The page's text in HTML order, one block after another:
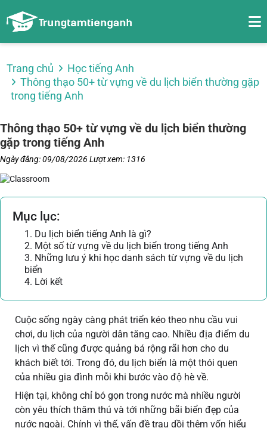
Trang chủ
Học tiếng Anh
Thông thạo 50+ từ vựng về du lịch biển thường gặp
trong tiếng Anh
Thông thạo 50+ từ vựng về du lịch biển thường
gặp trong tiếng Anh
Ngày đăng: 09/08/2026 Lượt xem: 1316
Mục lục:
1. Du lịch biển tiếng Anh là gì?
2. Một số từ vựng về du lịch biển trong tiếng Anh
3. Những lưu ý khi học danh sách từ vựng về du lịch
biển
4. Lời kết
Cuộc sống ngày càng phát triển kéo theo nhu cầu vui
chơi, du lịch của người dân tăng cao. Nhiều địa điểm du
lịch vì thế cũng được quảng bá rộng rãi hơn cho du
khách biết tới. Trong đó, du lịch biển là một thói quen
của nhiều gia đình mỗi khi bước vào độ hè về.
Hiện tại, không chỉ bó gọn trong nước mà nhiều người
còn yêu thích thăm thú và tới những bãi biển đẹp của
nước ngoài. Chính vì thế, vấn đề trau dồi thêm vốn hiểu